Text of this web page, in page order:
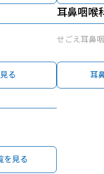
る
耳鼻咽喉
せごえ耳鼻
耳
を見る